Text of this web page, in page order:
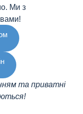
Ми з
вами!
та приватні